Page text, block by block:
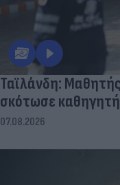
Ταϊλάνδη:
σκότωσε
07.08.2026